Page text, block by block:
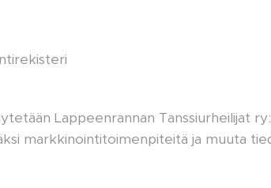
Lappeenrannan Tanssiurheilijat
markkinointitoimenpiteitä ja muuta